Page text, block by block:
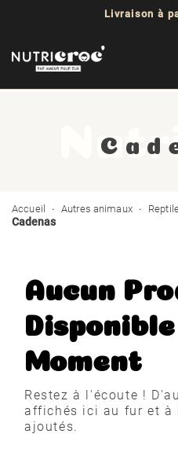
Livraison à
Accueil Autres animaux
Cadenas
Aucun
Disponible
Moment
Restez à l'écoute !
affichés ici au fur et à
ajoutés.